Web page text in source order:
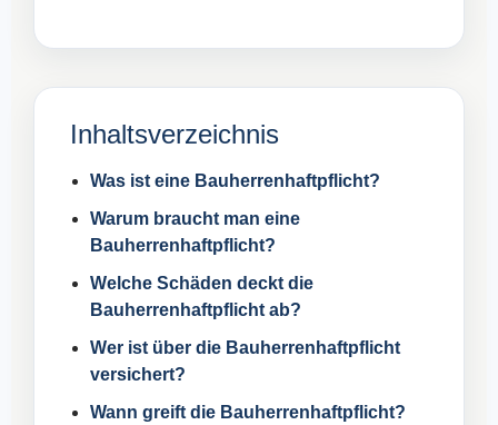
Inhaltsverzeichnis
Was ist eine Bauherrenhaftpflicht?
Warum braucht man eine
Bauherrenhaftpflicht?
Welche Schäden deckt die
Bauherrenhaftpflicht ab?
Wer ist über die Bauherrenhaftpflicht
versichert?
Wann greift die Bauherrenhaftpflicht?